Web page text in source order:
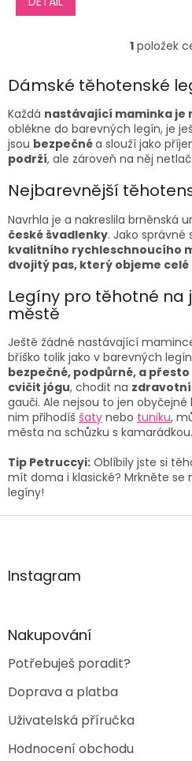
O
l
á
d
a
c
í
r
v
k
y
v
ý
i
s
1 položek
Dámské těhotenské
Každá nastávající maminka je
oblékne do barevných legín, je
jsou bezpečnéa slouží jako
podrží, ale zároveň na něj
Nejbarevnější
Navrhla je a nakreslila brněnská
české švadlenky. Jako správné
kvalitního rychleschnoucího
dvojitý pas, který objeme
Legíny pro těhotné na
městě
Ještě žádné nastávající
bříško tolik jako v barevných
bezpečné, podpůrné, a
cvičit jógu, chodit na
gauči. Ale nejsou to jen obyčejné
nim přihodíš šaty nebo tuniku,
města na schůzku s kamarádkou.
Tip Petruccyi: Oblíbily jste si
mít doma i klasické? Mrkněte se
legíny!
Z
aInstagram
Nakupování
Potřebuješ poradit?
Doprava a platba
Uživatelská příručka
Hodnocení obchodu